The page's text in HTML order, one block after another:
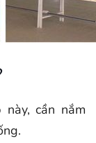
cần nắm